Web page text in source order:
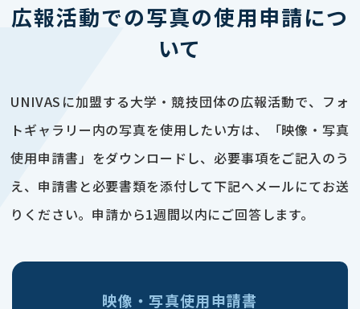
広報活動での写真の使用申請につ
いて
UNIVASに加盟する大学・競技団体の広報活動で、フォ
トギャラリー内の写真を使用したい方は、「映像・写真
使用申請書」をダウンロードし、必要事項をご記入のう
え、申請書と必要書類を添付して下記へメールにてお送
りください。申請から1週間以内にご回答します。
映像・写真使用申請書